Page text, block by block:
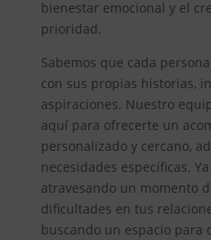
bienestar emocional y el
prioridad.
Sabemos que cada
con sus propias historias,
aspiraciones. Nuestro
aquí para ofrecerte un
personalizado y cercano,
necesidades específicas.
atravesando un momento
dificultades en tus
buscando un espacio para